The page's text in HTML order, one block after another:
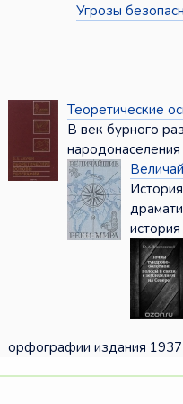
Угрозы
Теоретические
В век бурного
народонаселения
история
орфографии издания 1937